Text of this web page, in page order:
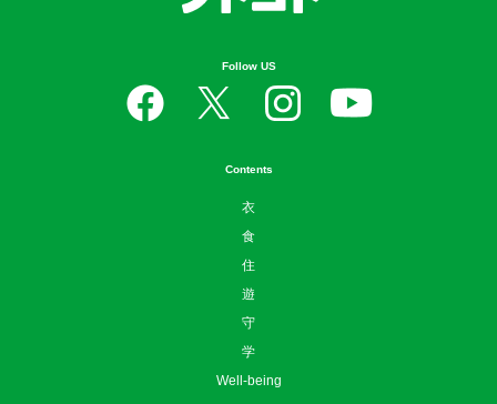
Follow US
Contents
衣
食
住
遊
守
学
Well-being